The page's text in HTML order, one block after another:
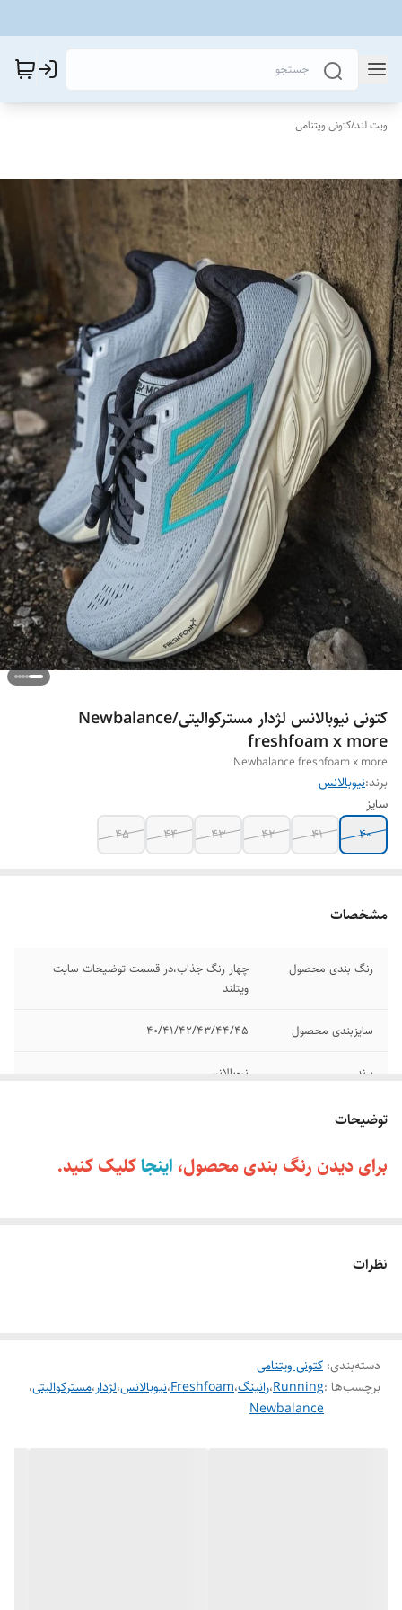
ویت لند/کتونی ویتنامی
کتونی نیوبالانس لژدار مسترکوالیتی/Newbalance
freshfoam x more
Newbalance freshfoam x more
برند:نیوبالانس
سایز
۴۰
۴۱ ۴۲ ۴۳ ۴۴ ۴۵
مشخصات
رنگ بندی محصول
چهار رنگ جذاب،در قسمت توضیحات سایت
ویتلند
سایزبندی محصول ۴۰/۴۱/۴۲/۴۳/۴۴/۴۵
برند نیوبالانس
مدل
وضعیت کارکرد
توضیحات
برای دیدن رنگ بندی محصول، اینجاکلیک کنید.
نظرات
دسته‌بندی: کتونی ویتنامی
برچسب‌ها :Running،رانینگ،Freshfoam،نیوبالانس،لژدار،مسترکوالیتی،
Newbalance